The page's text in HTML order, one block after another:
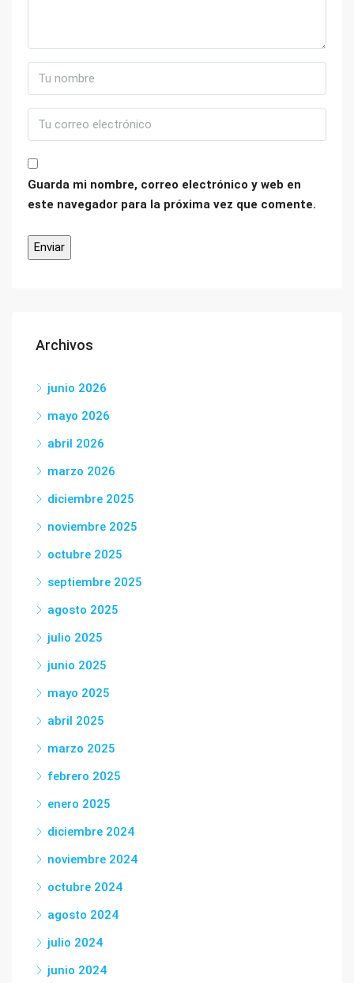
Guarda mi nombre, correo electrónico y web en
este navegador para la próxima vez que comente.
Archivos
junio 2026
mayo 2026
abril 2026
marzo 2026
diciembre 2025
noviembre 2025
octubre 2025
septiembre 2025
agosto 2025
julio 2025
junio 2025
mayo 2025
abril 2025
marzo 2025
febrero 2025
enero 2025
diciembre 2024
noviembre 2024
octubre 2024
agosto 2024
julio 2024
junio 2024